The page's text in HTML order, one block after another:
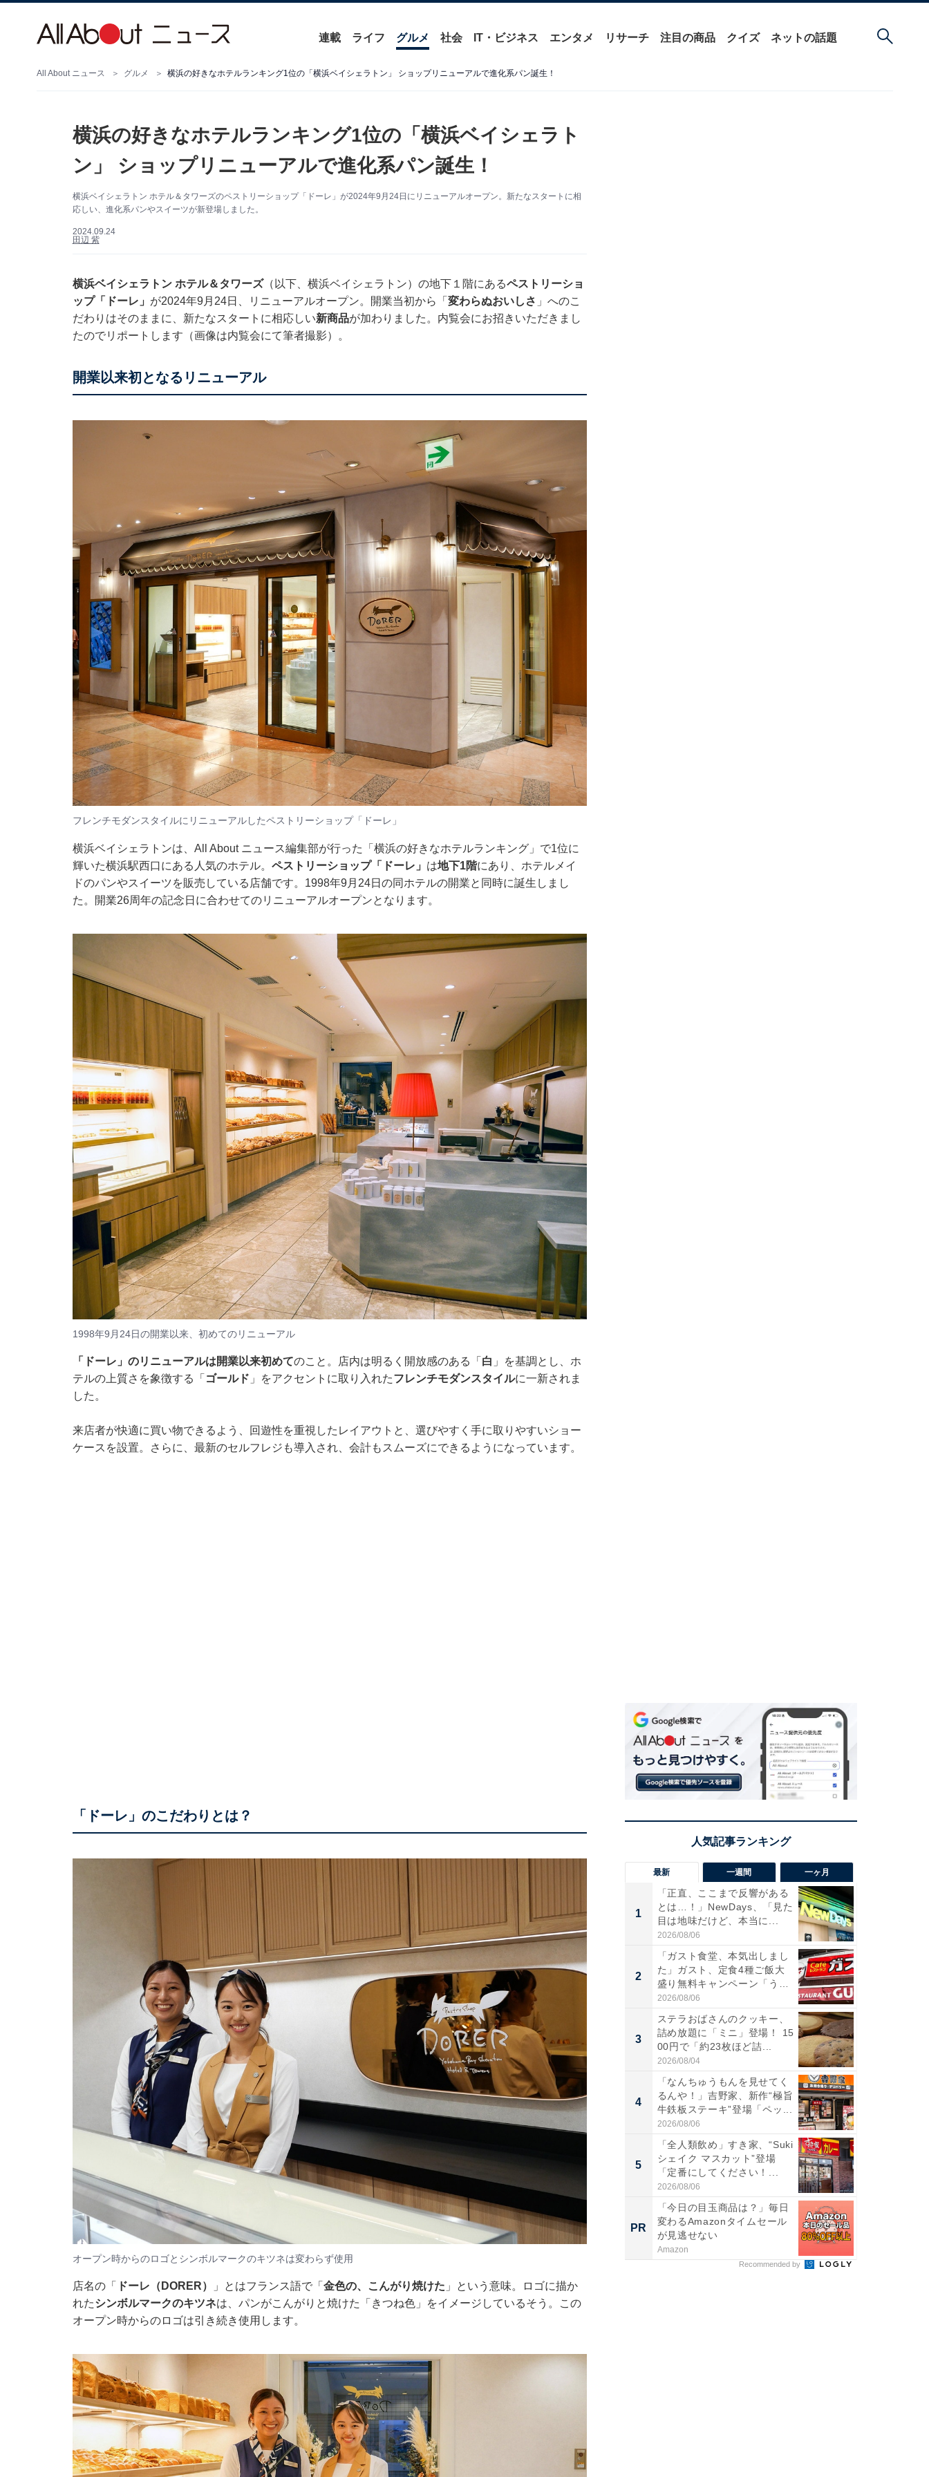
連載 ライフ グルメ 社会 IT・ビジネス エンタメ リサーチ 注目の商品 クイズ ネットの話題
All About ニュース グルメ 横浜の好きなホテルランキング1位の「横浜ベイシェラトン」 ショップリニューアルで進化系パン誕生！
横浜の好きなホテルランキング1位の「横浜ベイシェラト
ン」 ショップリニューアルで進化系パン誕生！
横浜ベイシェラトン ホテル＆タワーズのペストリーショップ「ドーレ」が2024年9月24日にリニューアルオープン。新たなスタートに相
応しい、進化系パンやスイーツが新登場しました。
2024.09.24
田辺 紫
横浜ベイシェラトン ホテル＆タワーズ（以下、横浜ベイシェラトン）の地下１階にあるペストリーショ
ップ「ドーレ」 が2024年9月24日、リニューアルオープン。開業当初から「 変わらぬおいしさ 」へのこ
だわりはそのままに、新たなスタートに相応しい新商品が加わりました。内覧会にお招きいただきまし
たのでリポートします（画像は内覧会にて筆者撮影）。
開業以来初となるリニューアル
フレンチモダンスタイルにリニューアルしたペストリーショップ「ドーレ」
横浜ベイシェラトンは、All About ニュース編集部が行った「 横浜の好きなホテルランキング」で1位に
輝いた横浜駅西口にある人気のホテル。 ペストリーショップ「ドーレ」 は地下1階にあり、ホテルメイ
ドのパンやスイーツを販売している店舗です。1998年9月24日の同ホテルの開業と同時に誕生しまし
た。開業26周年の記念日に合わせてのリニューアルオープンとなります。
1998年9月24日の開業以来、初めてのリニューアル
「ドーレ」のリニューアルは開業以来初めてのこと。店内は明るく開放感のある「 白 」を基調とし、ホ
テルの上質さを象徴する「 ゴールド 」をアクセントに取り入れたフレンチモダンスタイルに一新されま
した。
来店者が快適に買い物できるよう、回遊性を重視したレイアウトと、選びやすく手に取りやすいショー
ケースを設置。さらに、最新のセルフレジも導入され、会計もスムーズにできるようになっています。
「ドーレ」のこだわりとは？
オープン時からのロゴとシンボルマークのキツネは変わらず使用
店名の「 ドーレ（DORER） 」とはフランス語で「 金色の、こんがり焼けた 」という意味。ロゴに描か
れたシンボルマークのキツネは、パンがこんがりと焼けた「きつね色」をイメージしているそう。この
オープン時からのロゴは引き続き使用します。
最新 一週間 一ヶ月
1
「正直、ここまで反響がある
とは…！」NewDays、「見た
目は地味だけど、本当に...
2026/08/06
2
「ガスト食堂、本気出しまし
た」ガスト、定食4種ご飯大
盛り無料キャンペーン「うお
お...
2026/08/06
3
ステラおばさんのクッキー、
詰め放題に「ミニ」登場！ 15
00円で「約23枚ほど詰...
2026/08/04
4
「なんちゅうもんを見せてく
るんや！」吉野家、新作“極旨
牛鉄板ステーキ”登場「ペッ...
2026/08/06
5
「全人類飲め」すき家、“Suki
シェイク マスカット”登場
「定番にしてください！...
2026/08/06
PR
「今日の目玉商品は？」毎日
変わるAmazonタイムセール
が見逃せない
Amazon
Recommended by